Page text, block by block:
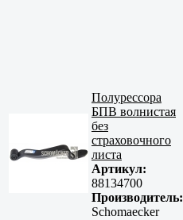
Полурессора
БПВ волнистая
без
страховочного
листа
Артикул:
88134700
Производитель:
Schomaecker